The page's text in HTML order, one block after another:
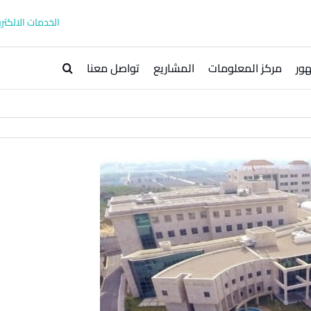
الخدمات
مركز المعلومات المشاريع تواصل معنا